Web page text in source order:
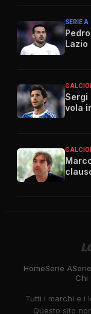
SERIE A
Lazio
Sergi
vola
HomeSerie A
Chi
Tutti i marchi e i
Questo sito